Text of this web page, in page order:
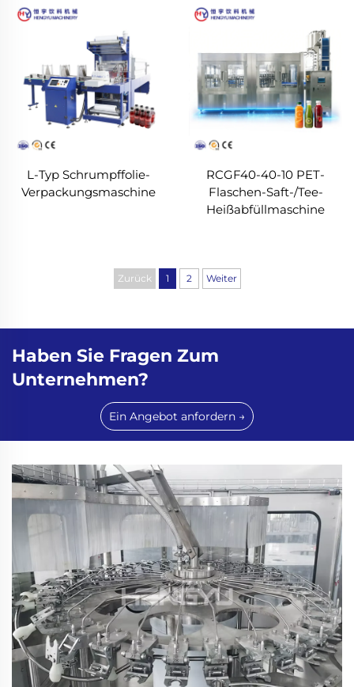
L-Typ Schrumpffolie-
Verpackungsmaschine
RCGF40-40-10 PET-
Flaschen-Saft-/Tee-
Heißabfüllmaschine
Zurück 1 2 Weiter
Haben Sie Fragen Zum
Unternehmen?
Ein Angebot anfordern →